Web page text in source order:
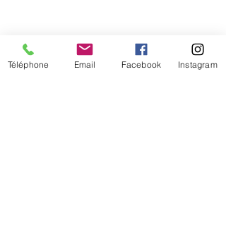
Téléphone Email Facebook Instagram